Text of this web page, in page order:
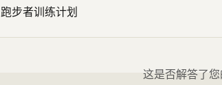
跑步者训练计划
这是否解答了您